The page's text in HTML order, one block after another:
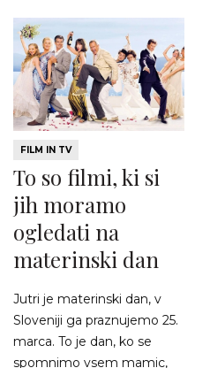
FILM IN TV
To so filmi, ki si
jih moramo
ogledati na
materinski dan
Jutri je materinski dan, v
Sloveniji ga praznujemo 25.
marca. To je dan, ko se
spomnimo vsem mamic,